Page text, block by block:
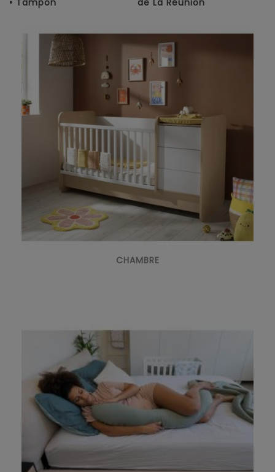
• Tampon
de La Réunion
CHAMBRE